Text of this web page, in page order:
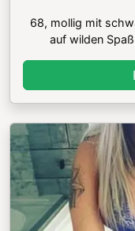
68, mollig mit
auf wilden